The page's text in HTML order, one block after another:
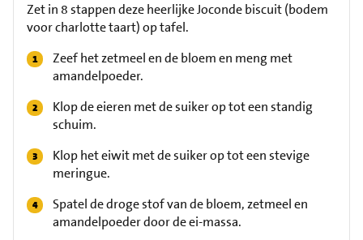
Zet in 8 stappen deze heerlijke Joconde biscuit (bodem
voor charlotte taart) op tafel.
Zeef het zetmeel en de bloem en meng met
amandelpoeder.
Klop de eieren met de suiker op tot een standig
schuim.
Klop het eiwit met de suiker op tot een stevige
meringue.
Spatel de droge stof van de bloem, zetmeel en
amandelpoeder door de ei-massa.